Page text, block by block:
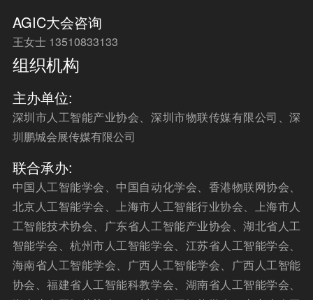
AGIC大会咨询
王女士 13510833133
组织机构
主办单位:
深圳市人工智能产业协会、深圳市物联传媒有限公司、深
圳鹏城会展传媒有限公司
联合承办:
中国人工智能学会、中国自动化学会、香港物联网协会、
北京人工智能学会、上海市人工智能行业协会、上海市人
工智能技术协会、广东省人工智能产业协会、湖北省人工
智能学会、杭州市人工智能学会、江苏省人工智能学会、
海南省人工智能学会、广西人工智能学会、广西人工智能
协会、福建省人工智能科教学会、湖南省人工智能学会、